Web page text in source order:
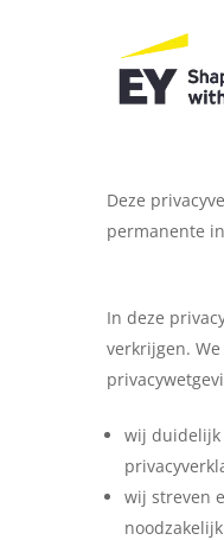
Deze
permanente
In deze
verkrijgen.
wij duidelijk
wij streven